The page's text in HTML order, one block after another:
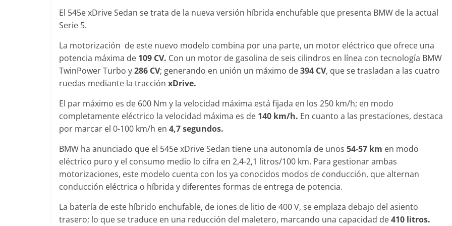
El 545e xDrive Sedan se trata de la nueva versión híbrida enchufable que presenta BMW de la actual
Serie 5.
La motorización de este nuevo modelo combina por una parte, un motor eléctrico que ofrece una
potencia máxima de 109 CV. Con un motor de gasolina de seis cilindros en línea con tecnología BMW
TwinPower Turbo y286 CV; generando en unión un máximo de394 CV, que se trasladan a las cuatro
ruedas mediante la tracción xDrive.
El par máximo es de 600 Nm y la velocidad máxima está fijada en los 250 km/h; en modo
completamente eléctrico la velocidad máxima es de 140 km/h. En cuanto a las prestaciones, destaca
por marcar el 0-100 km/h en 4,7 segundos.
BMW ha anunciado que el 545e xDrive Sedan tiene una autonomía de unos 54-57 km en modo
eléctrico puro y el consumo medio lo cifra en 2,4-2,1 litros/100 km. Para gestionar ambas
motorizaciones, este modelo cuenta con los ya conocidos modos de conducción, que alternan
conducción eléctrica o híbrida y diferentes formas de entrega de potencia.
La batería de este híbrido enchufable, de iones de litio de 400 V, se emplaza debajo del asiento
trasero; lo que se traduce en una reducción del maletero, marcando una capacidad de410 litros.
Clásicos
Clase S Coupé W140: 30
años de uno de los
31 de enero de 2022 mospotter84 0
Clásicos
Audi RS6: 20 años de
Seguridad
Llamada a revisión en
Mercedes Clase A fabricados
entre 2017-2019
4 de septiembre de 2020
mospotter84
0
Seguridad
50 años del Mercedes-
ESF 13: un experimento
seguridad